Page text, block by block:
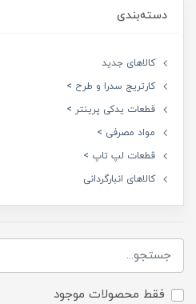
دسته‌بندی
کالاهای جدید
کارتریج سدرا و طرح >
قطعات یدکی پرینتر >
مواد مصرفی >
قطعات لپ تاپ >
کالاهای انبارگردانی
فقط محصولات موجود